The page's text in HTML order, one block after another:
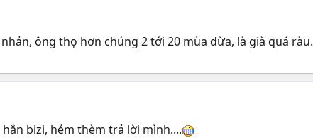
ông thọ hơn chúng 2 tới 20 mùa dừa, là già quá ràu.
bizi, hẻm thèm trả lời mình....